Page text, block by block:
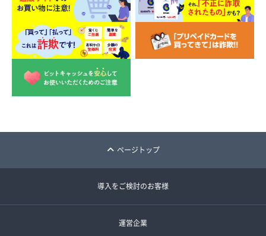
ページトップ
導入をご検討のお客様
運営企業